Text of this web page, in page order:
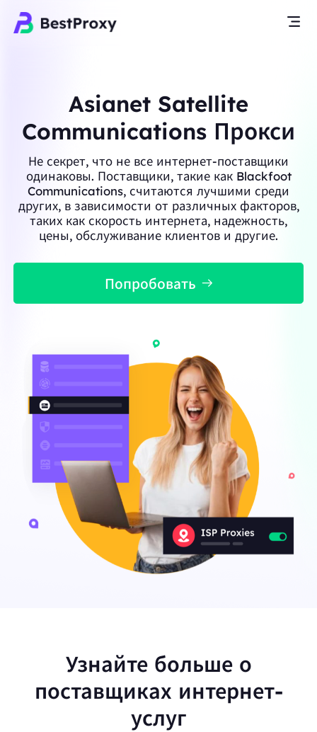
Asianet Satellite
Communications Прокси
Не секрет, что не все интернет-поставщики
одинаковы. Поставщики, такие как Blackfoot
Communications, считаются лучшими среди
других, в зависимости от различных факторов,
таких как скорость интернета, надежность,
цены, обслуживание клиентов и другие.
Попробовать
Узнайте больше о
поставщиках интернет-
услуг